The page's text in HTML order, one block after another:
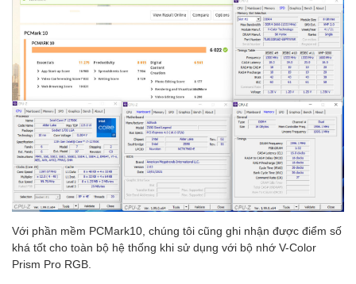
Với phần mềm PCMark10, chúng tôi cũng ghi nhận được điểm số
khá tốt cho toàn bộ hệ thống khi sử dụng với bộ nhớ V-Color
Prism Pro RGB.